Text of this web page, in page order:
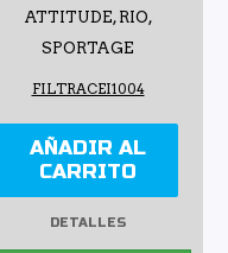
ATTITUDE, RIO,
SPORTAGE
FILTRACEI1004
AÑADIR AL
CARRITO
DETALLES